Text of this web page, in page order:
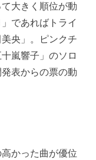
大きく順位が動
であればトライ
央」。ピンクチ
嵐響子」のソロ
表からの票の動
かった曲が優位